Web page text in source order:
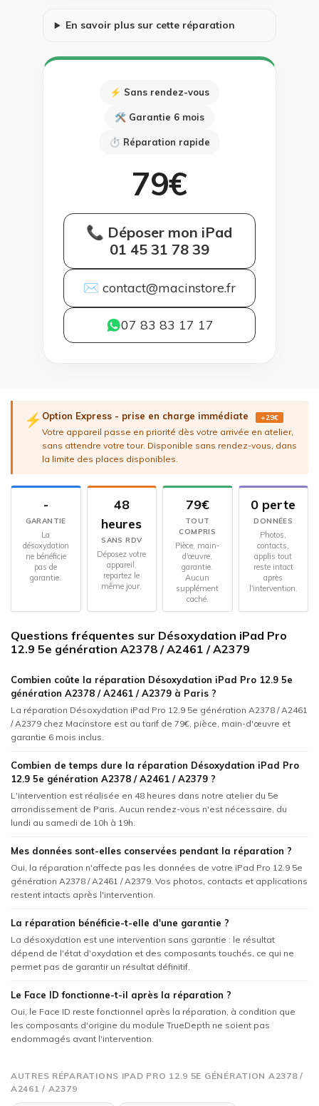
En savoir plus sur cette réparation
⚡ Sans rendez-vous
🛠 Garantie 6 mois
⏱ Réparation rapide
79€
📞 Déposer mon iPad
01 45 31 78 39
✉ contact@macinstore.fr
07 83 83 17 17
⚡ Option Express - prise en charge immédiate +29€
Votre appareil passe en priorité dès votre arrivée en atelier,
sans attendre votre tour. Disponible sans rendez-vous, dans
la limite des places disponibles.
-
GARANTIE
La
désoxydation
ne bénéficie
pas de
garantie.
48
heures
SANS RDV
Déposez votre
appareil,
repartez le
même jour.
79€
TOUT
COMPRIS
Pièce, main-
d'œuvre,
garantie.
Aucun
supplément
caché.
0 perte
DONNÉES
Photos,
contacts,
applis tout
reste intact
après
l'intervention.
Questions fréquentes sur Désoxydation iPad Pro
12.9 5e génération A2378 / A2461 / A2379
Combien coûte la réparation Désoxydation iPad Pro 12.9 5e
génération A2378 / A2461 / A2379 à Paris ?
La réparation Désoxydation iPad Pro 12.9 5e génération A2378 / A2461
/ A2379 chez Macinstore est au tarif de 79€, pièce, main-d'œuvre et
garantie 6 mois inclus.
Combien de temps dure la réparation Désoxydation iPad Pro
12.9 5e génération A2378 / A2461 / A2379 ?
L'intervention est réalisée en 48 heures dans notre atelier du 5e
arrondissement de Paris. Aucun rendez-vous n'est nécessaire, du
lundi au samedi de 10h à 19h.
Mes données sont-elles conservées pendant la réparation ?
Oui, la réparation n'affecte pas les données de votre iPad Pro 12.9 5e
génération A2378 / A2461 / A2379. Vos photos, contacts et applications
restent intacts après l'intervention.
La réparation bénéficie-t-elle d'une garantie ?
La désoxydation est une intervention sans garantie : le résultat
dépend de l'état d'oxydation et des composants touchés, ce qui ne
permet pas de garantir un résultat définitif.
Le Face ID fonctionne-t-il après la réparation ?
Oui, le Face ID reste fonctionnel après la réparation, à condition que
les composants d'origine du module TrueDepth ne soient pas
endommagés avant l'intervention.
AUTRES RÉPARATIONS IPAD PRO 12.9 5E GÉNÉRATION A2378 /
A2461 / A2379